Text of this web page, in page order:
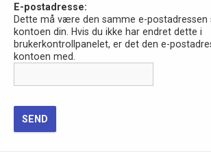
E-postadresse:
Dette må være den samme e-
kontoen din. Hvis du ikke har endret dette i
brukerkontrollpanelet, er det den e-
kontoen med.